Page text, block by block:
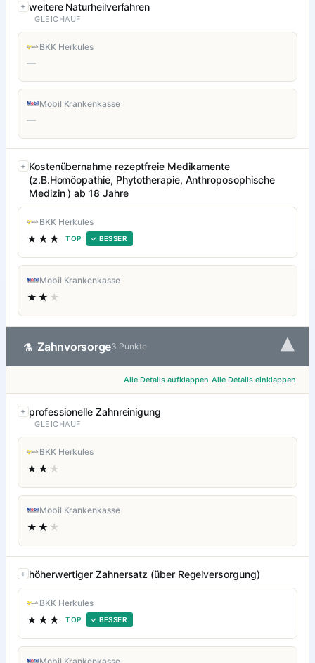
weitere Naturheilverfahren
GLEICHAUF
BKK Herkules
—
Mobil Krankenkasse
—
Kostenübernahme rezeptfreie Medikamente
(z.B.Homöopathie, Phytotherapie, Anthroposophische
Medizin ) ab 18 Jahre
BKK Herkules
★★★ TOP ✓ BESSER
Mobil Krankenkasse
★★ ★
⚗ Zahnvorsorge3 Punkte ▾
Alle Details aufklappen Alle Details einklappen
professionelle Zahnreinigung
GLEICHAUF
BKK Herkules
★★ ★
Mobil Krankenkasse
★★ ★
höherwertiger Zahnersatz (über Regelversorgung)
BKK Herkules
★★★ TOP ✓ BESSER